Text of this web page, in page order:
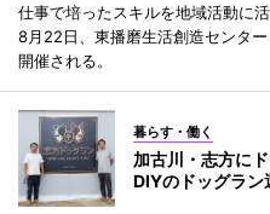
仕事で培ったスキルを地域活動に
8月22日、東播磨生活創造センタ
開催される。
暮らす・働く
加古川・志方に
DIYのドッグラン